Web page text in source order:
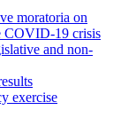
moratoria on
COVID-19 crisis
and non-
exercise